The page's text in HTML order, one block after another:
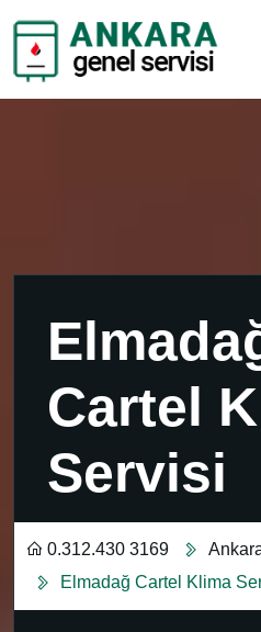
Cartel
Servisi
0.312.430 3169
Elmadağ Cartel Klima